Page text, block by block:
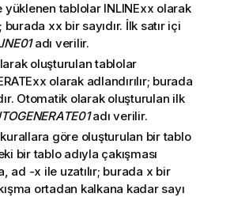
yüklenen tablolar INLINExx olarak
burada xx bir sayıdır. İlk satır içi
adı verilir.
oluşturulan tablolar
olarak adlandırılır; burada
Otomatik olarak oluşturulan ilk
adı verilir.
kurallara göre oluşturulan bir tablo
bir tablo adıyla çakışması
ad -x ile uzatılır; burada x bir
ortadan kalkana kadar sayı